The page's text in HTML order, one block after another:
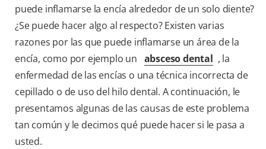
puede inflamarse la encía alrededor de un solo diente?
¿Se puede hacer algo al respecto? Existen varias
razones por las que puede inflamarse un área de la
encía, como por ejemplo un absceso dental , la
enfermedad de las encías o una técnica incorrecta de
cepillado o de uso del hilo dental. A continuación, le
presentamos algunas de las causas de este problema
tan común y le decimos qué puede hacer si le pasa a
usted.